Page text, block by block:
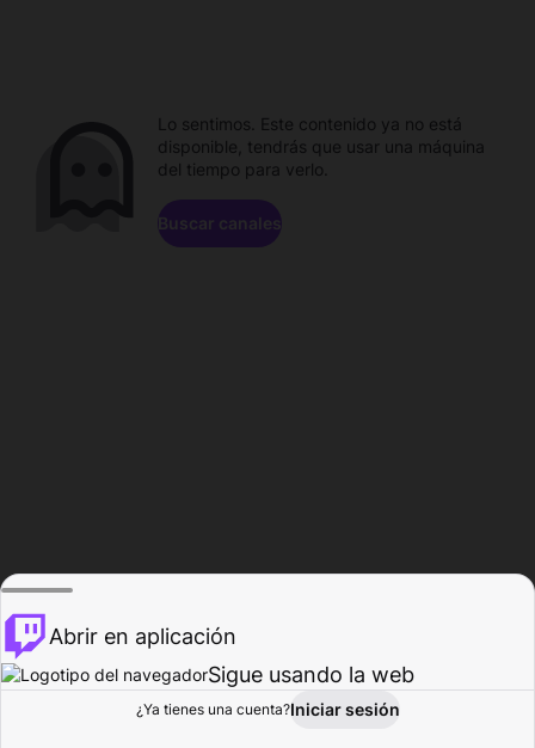
Explorar Actividad
Lo sentimos. Este contenido ya no está
disponible, tendrás que usar una máquina
del tiempo para verlo.
Buscar canales
Abrir en aplicación
Sigue usando la web
¿Ya tienes una cuenta?Iniciar sesión